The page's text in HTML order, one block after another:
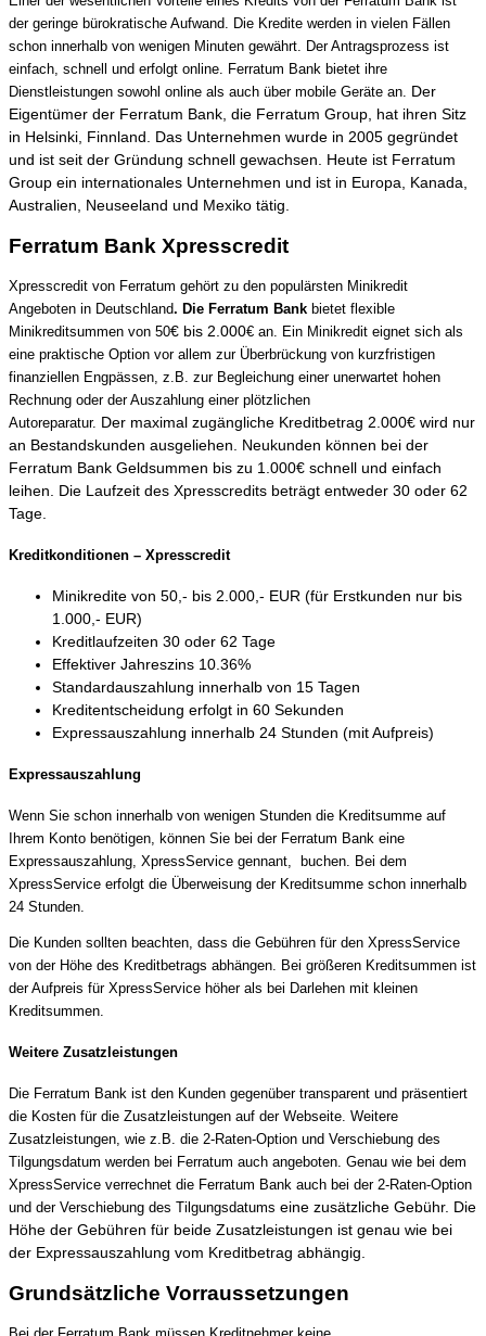
der geringe bürokratische Aufwand. Die Kredite werden in vielen Fällen
schon innerhalb von wenigen Minuten gewährt.
Der Antragsprozess ist
einfach, schnell und erfolgt online. Ferratum Bank bietet ihre
Dienstleistungen sowohl online als auch über mobile Geräte an. Der
Eigentümer der Ferratum Bank, die Ferratum Group, hat ihren Sitz
in Helsinki, Finnland. Das Unternehmen wurde in 2005 gegründet
und ist seit der Gründung schnell gewachsen. Heute ist Ferratum
Group ein internationales Unternehmen und ist in Europa, Kanada,
Australien, Neuseeland und Mexiko tätig.
Ferratum Bank Xpresscredit
Xpresscredit von Ferratum gehört zu den populärsten Minikredit
Angeboten in Deutschland. Die Ferratum Bank bietet flexible
Minikreditsummen von 50€ bis 2.000€ an. Ein Minikredit eignet sich als
eine praktische Option vor allem zur Überbrückung von kurzfristigen
finanziellen Engpässen, z.B. zur Begleichung einer unerwartet hohen
Rechnung oder der Auszahlung einer plötzlichen
Autoreparatur. Der maximal zugängliche Kreditbetrag 2.000€ wird nur
an Bestandskunden ausgeliehen. Neukunden können bei der
Ferratum Bank Geldsummen bis zu 1.000€ schnell und einfach
leihen. Die Laufzeit des Xpresscredits beträgt entweder 30 oder 62
Tage.
Kreditkonditionen – Xpresscredit
Minikredite von 50,- bis 2.000,- EUR (für Erstkunden nur bis
1.000,- EUR)
Kreditlaufzeiten 30 oder 62 Tage
Effektiver Jahreszins 10.36%
Standardauszahlung innerhalb von 15 Tagen
Kreditentscheidung erfolgt in 60 Sekunden
Expressauszahlung innerhalb 24 Stunden (mit Aufpreis)
Expressauszahlung
Wenn Sie schon innerhalb von wenigen Stunden die Kreditsumme auf
Ihrem Konto benötigen, können Sie bei der Ferratum Bank eine
Expressauszahlung, XpressService gennant, buchen. Bei dem
XpressService erfolgt die Überweisung der Kreditsumme schon innerhalb
24 Stunden.
Die Kunden sollten beachten, dass die Gebühren für den XpressService
von der Höhe des Kreditbetrags abhängen. Bei größeren Kreditsummen ist
der Aufpreis für XpressService höher als bei Darlehen mit kleinen
Kreditsummen.
Weitere Zusatzleistungen
Die Ferratum Bank ist den Kunden gegenüber transparent und präsentiert
die Kosten für die Zusatzleistungen auf der Webseite. Weitere
Zusatzleistungen, wie z.B. die 2-Raten-Option und Verschiebung des
Tilgungsdatum werden bei Ferratum auch angeboten. Genau wie bei dem
XpressService verrechnet die Ferratum Bank auch bei der 2-Raten-Option
und der Verschiebung des Tilgungsdatums eine zusätzliche Gebühr. Die
Höhe der Gebühren für beide Zusatzleistungen ist genau wie bei
der Expressauszahlung vom Kreditbetrag abhängig.
Grundsätzliche Vorraussetzungen